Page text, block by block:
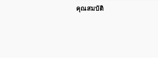
คุณสมบัติ